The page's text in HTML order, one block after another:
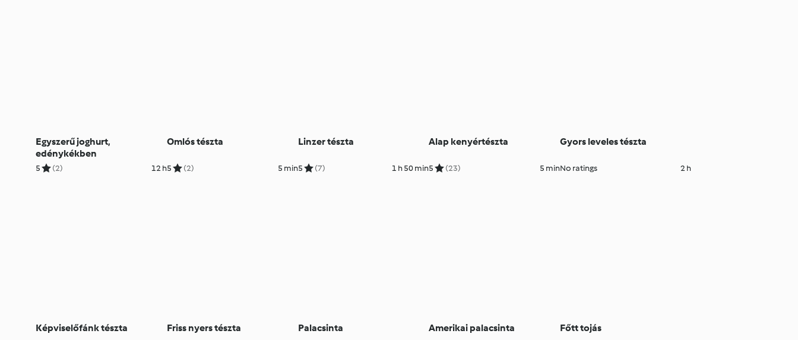
Egyszerű joghurt,
edénykékben
5 (2) 12 h
Omlós tészta
5 (2) 5 min
Linzer tészta
5 (7) 1 h 50 min
Alap kenyértészta
5 (23) 5 min
Gyors leveles tészta
No ratings 2 h
Képviselőfánk tészta Friss nyers tészta Palacsinta Amerikai palacsinta Főtt tojás